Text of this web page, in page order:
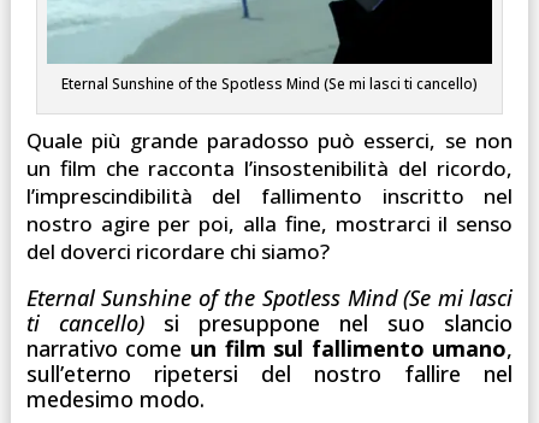
Eternal Sunshine of the Spotless Mind (Se mi lasci ti cancello)
Quale più grande paradosso può esserci, se non
un film che racconta l’insostenibilità del ricordo,
l’imprescindibilità del fallimento inscritto nel
nostro agire per poi, alla fine, mostrarci il senso
del doverci ricordare chi siamo?
Eternal Sunshine of the Spotless Mind (Se mi lasci
ti cancello)si presuppone nel suo slancio
narrativo come un film sul fallimento umano,
sull’eterno ripetersi del nostro fallire nel
medesimo modo.